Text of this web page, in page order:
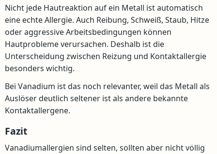
Nicht jede Hautreaktion auf ein Metall ist automatisch
eine echte Allergie. Auch Reibung, Schweiß, Staub, Hitze
oder aggressive Arbeitsbedingungen können
Hautprobleme verursachen. Deshalb ist die
Unterscheidung zwischen Reizung und Kontaktallergie
besonders wichtig.
Bei Vanadium ist das noch relevanter, weil das Metall als
Auslöser deutlich seltener ist als andere bekannte
Kontaktallergene.
Fazit
Vanadiumallergien sind selten, sollten aber nicht völlig